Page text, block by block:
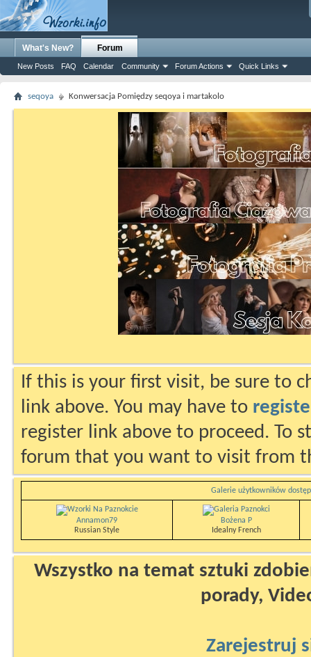
What's New? Forum
New Posts FAQ Calendar Community Forum Actions Quick Links
seqoya Konwersacja Pomiędzy seqoya i martakolo
If this is your first visit, be sure to
link above. You may have to
register link above to proceed. To
forum that you want to visit from
Galerie użytkowników
Annamon79
Russian Style
Bożena P
Idealny French
Wszystko na temat sztuki
porady,
Zarejestruj